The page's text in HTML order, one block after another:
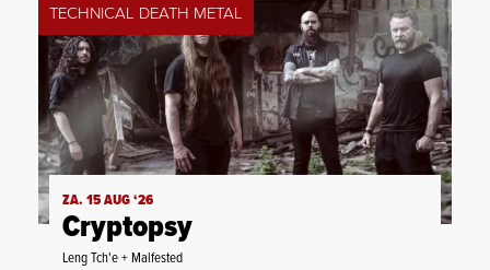
TECHNICAL DEATH METAL
ZA. 15 AUG ‘26
Cryptopsy
Leng Tch'e + Malfested